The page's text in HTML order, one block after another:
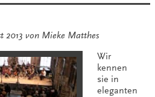
2013 von Mieke Matthes
Wir
kennen
sie in
eleganten